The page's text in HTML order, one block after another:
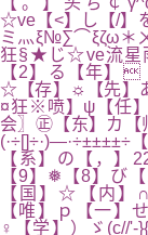
☆ve【<】し【/】
ミ灬ξ№∑⌒ξζω＊
狂§★じ☆ve流星
【2】る【年】
☆【存】☼【先】
¤狂※喷】ψ【任
会〗㊣【东】カ【
【系】の【，
【9】❅【8】び
【国】☆【内
【唯】ｐ【一
♀【学】）ゞ(c//'-